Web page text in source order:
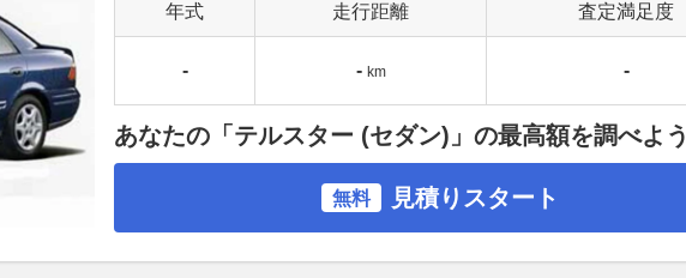
年式 走行距離 査定満足度
- - km -
あなたの「テルスター (セダン)」の最高額を調べよう
無料 見積りスタート